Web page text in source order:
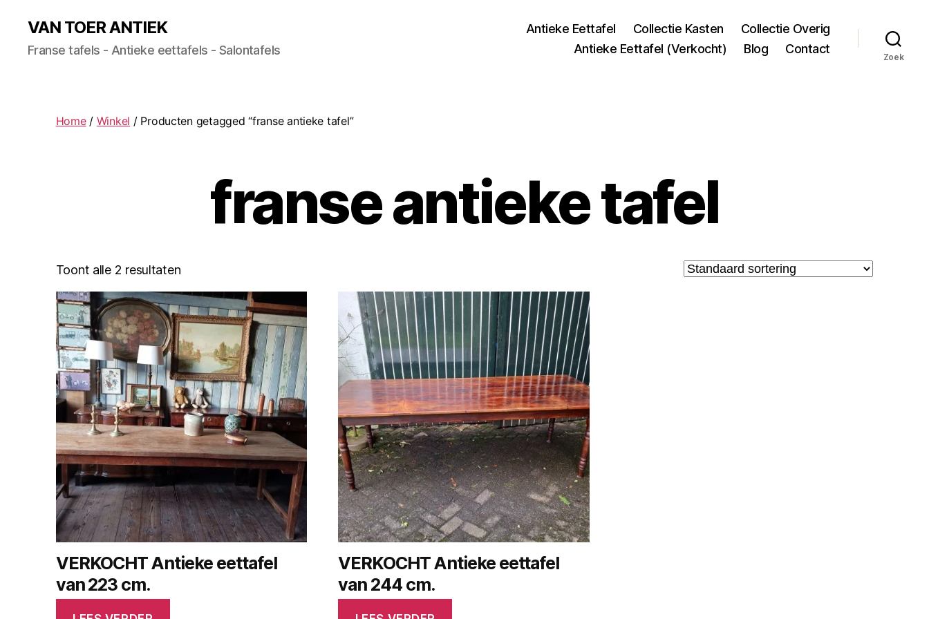
VAN TOER ANTIEK
Franse tafels - Antieke eettafels - Salontafels
Antieke Eettafel Collectie Kasten
Collectie Overig
Antieke Eettafel (Verkocht)
Blog Contact
Zoek
Home/ Winkel / Producten getagged “franse antieke tafel”
franse antieke tafel
Toont alle 2 resultaten
VERKOCHT Antieke eettafel
van 223 cm.
VERKOCHT Antieke eettafel
van 244 cm.